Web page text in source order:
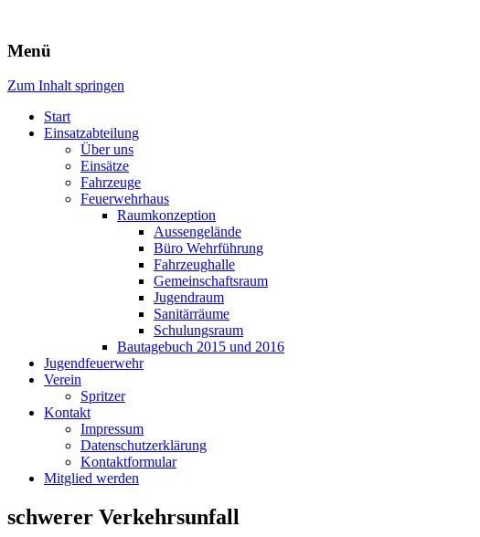
Freiwillige Feuerwehr Rodheim v.d.H.
Menü
Zum Inhalt springen
Start
Einsatzabteilung
Über uns
Einsätze
Fahrzeuge
Feuerwehrhaus
Raumkonzeption
Aussengelände
Büro Wehrführung
Fahrzeughalle
Gemeinschaftsraum
Jugendraum
Sanitärräume
Schulungsraum
Bautagebuch 2015 und 2016
Jugendfeuerwehr
Verein
Spritzer
Kontakt
Impressum
Datenschutzerklärung
Kontaktformular
Mitglied werden
schwerer Verkehrsunfall